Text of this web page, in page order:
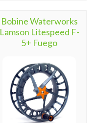
Bobine Waterworks
Lamson Litespeed F-
5+ Fuego